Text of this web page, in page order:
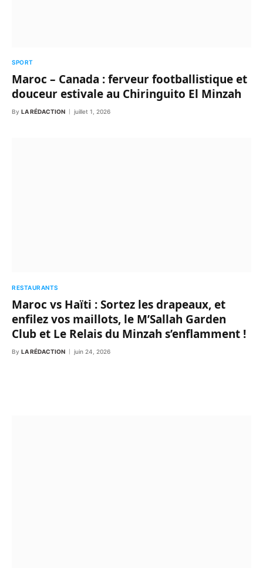
SPORT
Maroc – Canada : ferveur footballistique et
douceur estivale au Chiringuito El Minzah
By LA RÉDACTION juillet 1, 2026
RESTAURANTS
Maroc vs Haïti : Sortez les drapeaux, et
enfilez vos maillots, le M’Sallah Garden
Club et Le Relais du Minzah s’enflamment !
By LA RÉDACTION juin 24, 2026